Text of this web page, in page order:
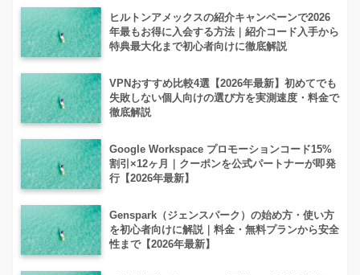
ヒルトンアメックスの紹介キャンペーンで2026
年最もお得に入会する方法｜紹介コード入手から
特典最大化まで初心者向けに徹底解説
VPNおすすめ比較4選【2026年最新】初めてでも
失敗しない個人向けの選び方を実測速度・料金で
徹底解説
Google Workspace プロモーションコード15%
割引×12ヶ月｜クーポンを公式パートナーが即発
行【2026年最新】
Genspark（ジェンスパーク）の始め方・使い方
を初心者向けに解説｜料金・無料プランから安全
性まで【2026年最新】